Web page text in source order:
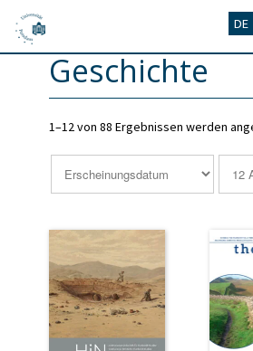
DE
Geschichte
1–12 von 88 Ergebnissen werden